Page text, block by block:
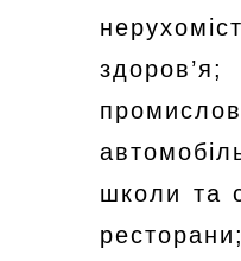
здоров’я;
школи та